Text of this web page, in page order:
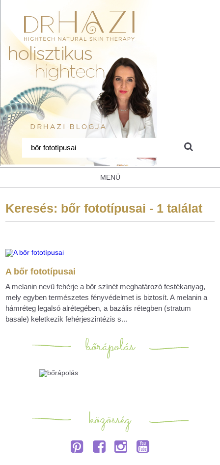
MENÜ
Keresés: bőr fototípusai - 1 találat
A bőr fototípusai
A melanin nevű fehérje a bőr színét meghatározó festékanyag,
mely egyben természetes fényvédelmet is biztosít. A melanin a
hámréteg legalsó alrétegében, a bazális rétegben (stratum
basale) keletkezik fehérjeszintézis s...
bőrápolás
közösség